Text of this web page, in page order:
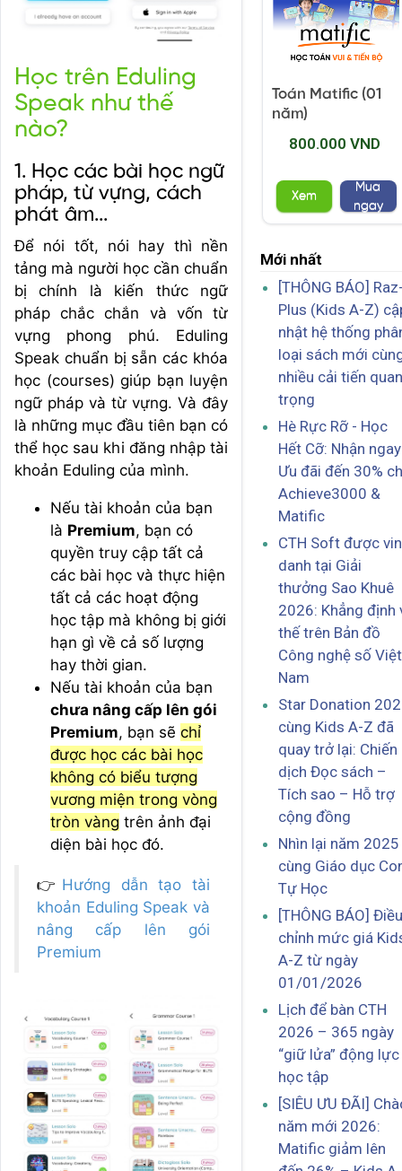
Học trên Eduling
Speak như thế
nào?
1. Học các bài học ngữ
pháp, từ vựng, cách
phát âm...
Để nói tốt, nói hay thì nền
tảng mà người học cần chuẩn
bị chính là kiến thức ngữ
pháp chắc chắn và vốn từ
vựng phong phú. Eduling
Speak chuẩn bị sẵn các khóa
học (courses) giúp bạn luyện
ngữ pháp và từ vựng. Và đây
là những mục đầu tiên bạn có
thể học sau khi đăng nhập tài
khoản Eduling của mình.
Nếu tài khoản của bạn
là Premium, bạn có
quyền truy cập tất cả
các bài học và thực hiện
tất cả các hoạt động
học tập mà không bị giới
hạn gì về cả số lượng
hay thời gian.
Nếu tài khoản của bạn
chưa nâng cấp lên gói
Premium, bạn sẽ chỉ
được học các bài học
không có biểu tượng
vương miện trong vòng
tròn vàng trên ảnh đại
diện bài học đó.
👉 Hướng dẫn tạo tài
khoản Eduling Speak và
nâng cấp lên gói
Premium
Toán Matific (01
năm)
800.000 VND
Xem
Mua
ngay
Mới nhất
[THÔNG BÁO]
Plus (Kids A-Z)
nhật hệ thống
loại sách mới
nhiều cải tiến quan
trọng
Hè Rực Rỡ - Học
Hết Cỡ: Nhận ngay
Ưu đãi đến 30%
Achieve3000 &
Matific
CTH Soft được
danh tại Giải
thưởng Sao Khuê
2026: Khẳng định
thế trên Bản đồ
Công nghệ số Việt
Nam
Star Donation
cùng Kids A-Z đã
quay trở lại: Chiến
dịch Đọc sách –
Tích sao – Hỗ trợ
cộng đồng
Nhìn lại năm 2025
cùng Giáo dục
Tự Học
[THÔNG BÁO] Điều
chỉnh mức giá
A-Z từ ngày
01/01/2026
Lịch để bàn CTH
2026 – 365 ngày
“giữ lửa” động lực
học tập
[SIÊU ƯU ĐÃI]
năm mới 2026:
Matific giảm lên